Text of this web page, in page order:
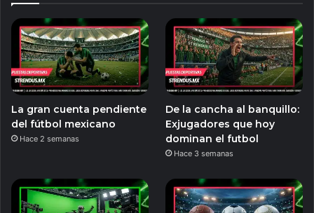
La gran cuenta pendiente
del fútbol mexicano
Hace 2 semanas
De la cancha al banquillo:
Exjugadores que hoy
dominan el futbol
Hace 3 semanas